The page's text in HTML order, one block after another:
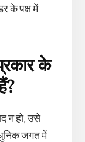
के पक्ष में
के
न हो, उसे
जगत में